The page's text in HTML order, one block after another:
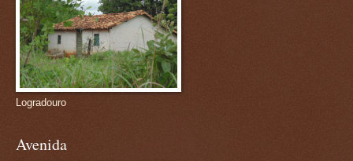
Logradouro
Avenida